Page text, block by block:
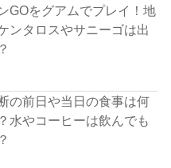
GOをグアムでプレイ！地
ンタロスやサニーゴは出
の前日や当日の食事は何
水やコーヒーは飲んでも